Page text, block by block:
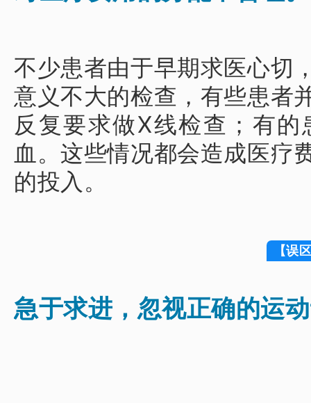
不少患者由于早期求医心切
意义不大的检查，有些患者
反复要求做X线检查； 有的
血。这些情况都会造成医疗
的投入。
【误
急于求进，忽视正确的运